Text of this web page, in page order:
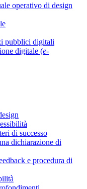
operativo di design
pubblici digitali
digitale (e-
di successo
dichiarazione di
e procedura di